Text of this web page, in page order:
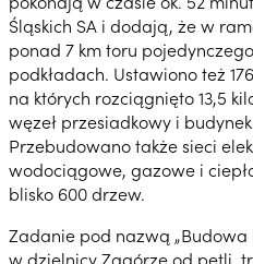
Śląskich SA i dodają, że w
ponad 7 km toru
podkładach. Ustawiono też
na których rozciągnięto 13,5
węzeł przesiadkowy i
Przebudowano także sieci
wodociągowe, gazowe i
blisko 600 drzew.
Zadanie pod nazwą
w dzielnicy Zagórze od pętli